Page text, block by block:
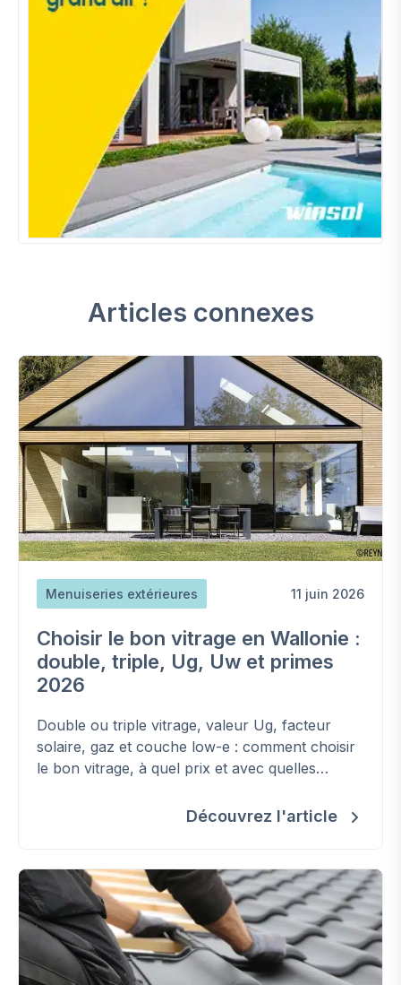
Articles connexes
Menuiseries extérieures 11 juin 2026
Choisir le bon vitrage en Wallonie :
double, triple, Ug, Uw et primes
2026
Double ou triple vitrage, valeur Ug, facteur
solaire, gaz et couche low-e : comment choisir
le bon vitrage, à quel prix et avec quelles
Découvrez l'article